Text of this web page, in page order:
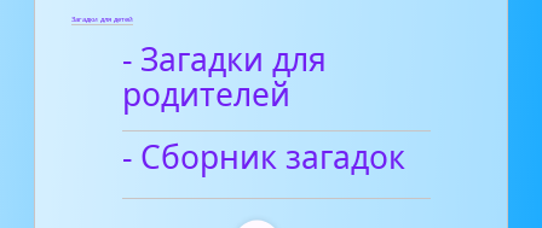
Загадки для детей
- Загадки для
родителей
- Сборник загадок